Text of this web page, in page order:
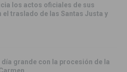
los actos oficiales de sus
el traslado de las Santas Justa y
día grande con la procesión de la